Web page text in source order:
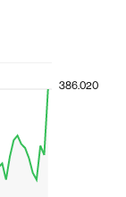
386.020